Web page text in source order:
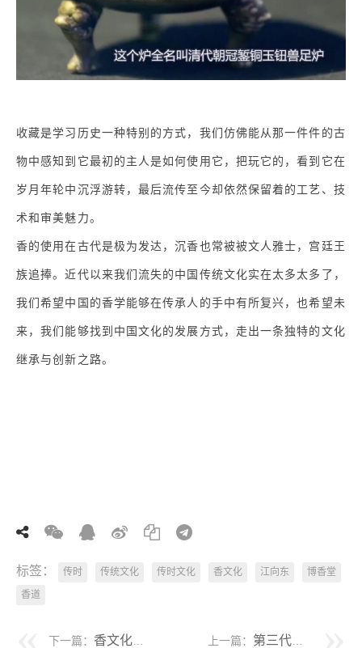
收藏是学习历史一种特别的方式，我们仿佛能从那一件件的古
物中感知到它最初的主人是如何使用它，把玩它的，看到它在
岁月年轮中沉浮游转，最后流传至今却依然保留着的工艺、技
术和审美魅力。
香的使用在古代是极为发达，沉香也常被被文人雅士，宫廷王
族追捧。近代以来我们流失的中国传统文化实在太多太多了，
我们希望中国的香学能够在传承人的手中有所复兴，也希望未
来，我们能够找到中国文化的发展方式，走出一条独特的文化
继承与创新之路。
标签： 传时 传统文化 传时文化 香文化 江向东
博香堂
香道
下一篇： 香文化传播者江向东讲述焚香最主要的器具！ 上一篇： 第三代意拳传人薛嗣奇先生的意拳人生！